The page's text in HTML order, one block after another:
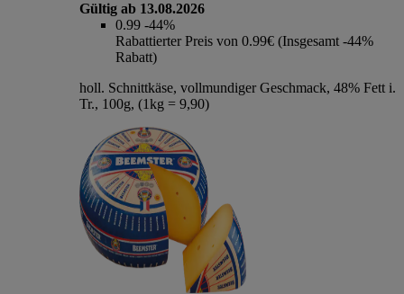
Gültig ab 13.08.2026
0.99 -44%
Rabattierter Preis von 0.99€ (Insgesamt -44%
Rabatt)
holl. Schnittkäse, vollmundiger Geschmack, 48% Fett i.
Tr., 100g, (1kg = 9,90)